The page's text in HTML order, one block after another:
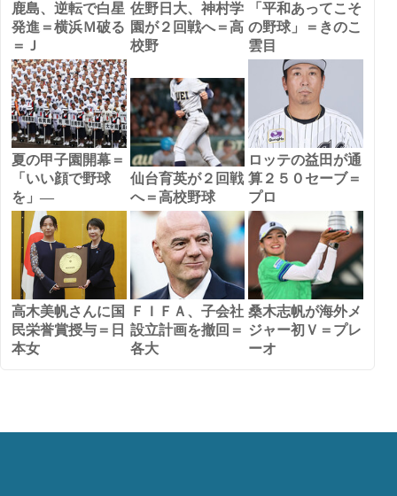
鹿島、逆転で白星
発進＝横浜Ｍ破る
＝Ｊ
佐野日大、神村学
園が２回戦へ＝高
校野
「平和あってこそ
の野球」＝きのこ
雲目
夏の甲子園開幕＝
「いい顔で野球
を」―
仙台育英が２回戦
へ＝高校野球
ロッテの益田が通
算２５０セーブ＝
プロ
高木美帆さんに国
民栄誉賞授与＝日
本女
ＦＩＦＡ、子会社
設立計画を撤回＝
各大
桑木志帆が海外メ
ジャー初Ｖ＝プレ
ーオ